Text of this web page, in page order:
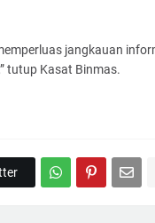
jangkauan
tutup Kasat Binmas.